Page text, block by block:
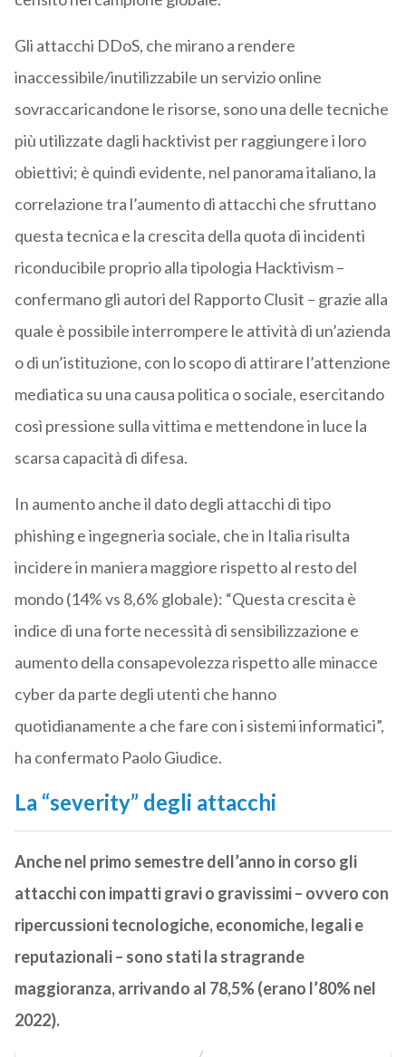
Gli attacchi DDoS, che mirano a rendere
inaccessibile/inutilizzabile un servizio online
sovraccaricandone le risorse, sono una delle tecniche
più utilizzate dagli hacktivist per raggiungere i loro
obiettivi; è quindi evidente, nel panorama italiano, la
correlazione tra l’aumento di attacchi che sfruttano
questa tecnica e la crescita della quota di incidenti
riconducibile proprio alla tipologia Hacktivism –
confermano gli autori del Rapporto Clusit – grazie alla
quale è possibile interrompere le attività di un’azienda
o di un’istituzione, con lo scopo di attirare l’attenzione
mediatica su una causa politica o sociale, esercitando
così pressione sulla vittima e mettendone in luce la
scarsa capacità di difesa.
In aumento anche il dato degli attacchi di tipo
phishing e ingegneria sociale, che in Italia risulta
incidere in maniera maggiore rispetto al resto del
mondo (14% vs 8,6% globale): “Questa crescita è
indice di una forte necessità di sensibilizzazione e
aumento della consapevolezza rispetto alle minacce
cyber da parte degli utenti che hanno
quotidianamente a che fare con i sistemi informatici”,
ha confermato Paolo Giudice.
La “severity” degli attacchi
Anche nel primo semestre dell’anno in corso gli
attacchi con impatti gravi o gravissimi – ovvero con
ripercussioni tecnologiche, economiche, legali e
reputazionali – sono stati la stragrande
maggioranza, arrivando al 78,5% (erano l’80% nel
2022).